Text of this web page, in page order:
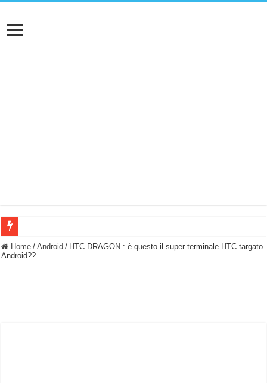
BASTA FATICARE! Questo robot tagliaerba lo appoggi e fa tutto lui! (Senza
Home / Android / HTC DRAGON : è questo il super terminale HTC targato
Android??